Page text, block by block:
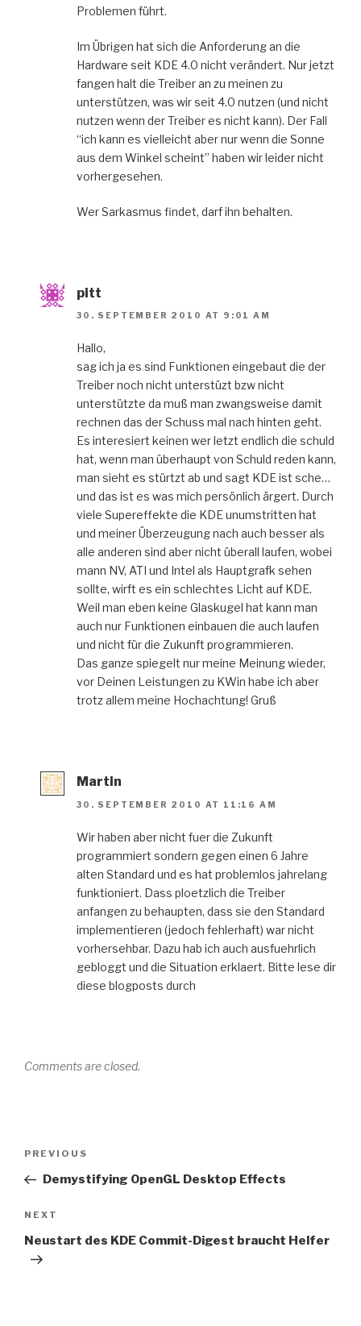
Problemen führt.
Im Übrigen hat sich die Anforderung an die
Hardware seit KDE 4.0 nicht verändert. Nur jetzt
fangen halt die Treiber an zu meinen zu
unterstützen, was wir seit 4.0 nutzen (und nicht
nutzen wenn der Treiber es nicht kann). Der Fall
“ich kann es vielleicht aber nur wenn die Sonne
aus dem Winkel scheint” haben wir leider nicht
vorhergesehen.
Wer Sarkasmus findet, darf ihn behalten.
pitt
30. SEPTEMBER 2010 AT 9:01 AM
Hallo,
sag ich ja es sind Funktionen eingebaut die der
Treiber noch nicht unterstüzt bzw nicht
unterstützte da muß man zwangsweise damit
rechnen das der Schuss mal nach hinten geht.
Es interesiert keinen wer letzt endlich die schuld
hat, wenn man überhaupt von Schuld reden kann,
man sieht es stürtzt ab und sagt KDE ist sche…
und das ist es was mich persönlich ärgert. Durch
viele Supereffekte die KDE unumstritten hat
und meiner Überzeugung nach auch besser als
alle anderen sind aber nicht überall laufen, wobei
mann NV, ATI und Intel als Hauptgrafk sehen
sollte, wirft es ein schlechtes Licht auf KDE.
Weil man eben keine Glaskugel hat kann man
auch nur Funktionen einbauen die auch laufen
und nicht für die Zukunft programmieren.
Das ganze spiegelt nur meine Meinung wieder,
vor Deinen Leistungen zu KWin habe ich aber
trotz allem meine Hochachtung! Gruß
Martin
30. SEPTEMBER 2010 AT 11:16 AM
Wir haben aber nicht fuer die Zukunft
programmiert sondern gegen einen 6 Jahre
alten Standard und es hat problemlos jahrelang
funktioniert. Dass ploetzlich die Treiber
anfangen zu behaupten, dass sie den Standard
implementieren (jedoch fehlerhaft) war nicht
vorhersehbar. Dazu hab ich auch ausfuehrlich
gebloggt und die Situation erklaert. Bitte lese dir
diese blogposts durch
Comments are closed.
Previous
Post
PREVIOUS
Demystifying OpenGL Desktop Effects
Next
Post
NEXT
Neustart des KDE Commit-Digest braucht Helfer